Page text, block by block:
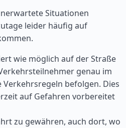
Situationen
leider häufig auf
wie möglich auf der Straße
genau im
Verkehrsregeln befolgen. Dies
auf Gefahren vorbereitet
zu gewähren, auch dort, wo